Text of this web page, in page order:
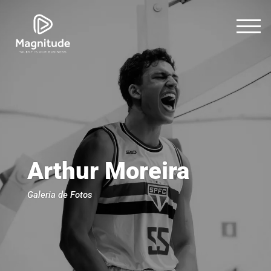
Arthur Moreira
Galeria de Fotos